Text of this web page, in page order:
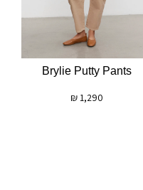
Brylie Putty Pants
1,290
₪